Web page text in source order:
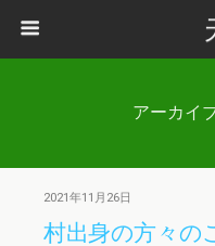
アーカイ
2021年11月26日
村出身の方々の